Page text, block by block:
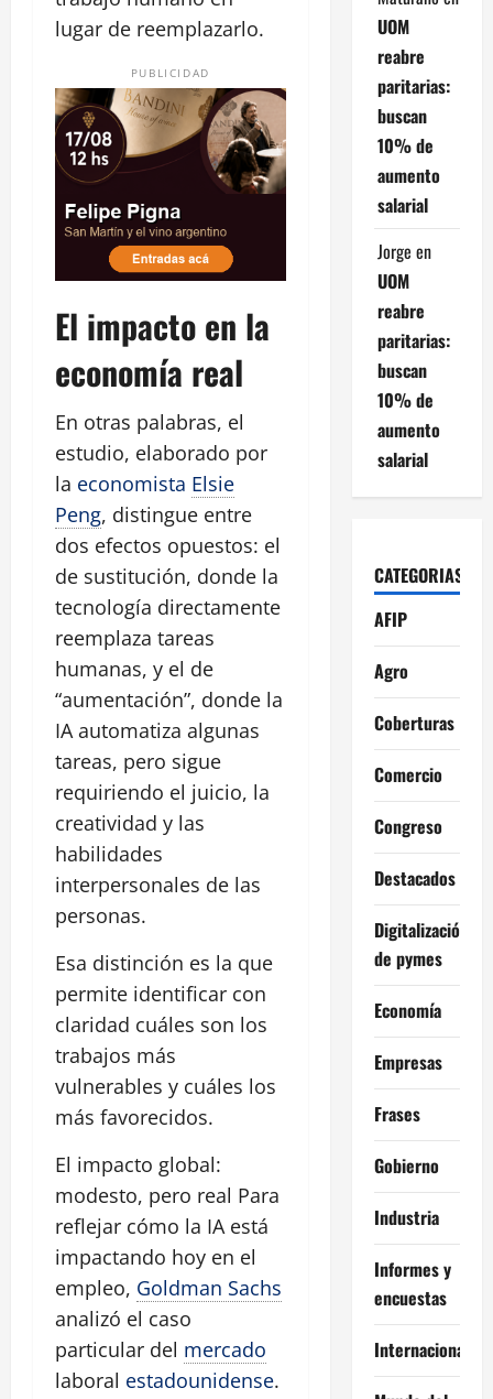
lugar de reemplazarlo.
PUBLICIDAD
El impacto en la
economía real
En otras palabras, el
estudio, elaborado por
la economista Elsie
Peng, distingue entre
dos efectos opuestos: el
de sustitución, donde la
tecnología directamente
reemplaza tareas
humanas, y el de
“aumentación”, donde la
IA automatiza algunas
tareas, pero sigue
requiriendo el juicio, la
creatividad y las
habilidades
interpersonales de las
personas.
Esa distinción es la que
permite identificar con
claridad cuáles son los
trabajos más
vulnerables y cuáles los
más favorecidos.
El impacto global:
modesto, pero real Para
reflejar cómo la IA está
impactando hoy en el
empleo, Goldman Sachs
analizó el caso
particular del mercado
laboral estadounidense.
UOM
reabre
paritarias:
buscan
10% de
aumento
salarial
Jorge en
UOM
reabre
paritarias:
buscan
10% de
aumento
salarial
CATEGORIAS
AFIP
Agro
Coberturas
Comercio
Congreso
Destacados
Digitalización
de pymes
Economía
Empresas
Frases
Gobierno
Industria
Informes y
encuestas
Internacional